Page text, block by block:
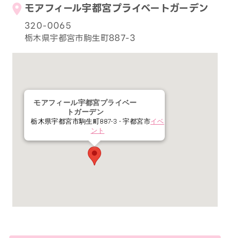
モアフィール宇都宮プライベートガーデン
320-0065
栃木県宇都宮市駒生町887-3
モアフィール宇都宮プライベー
トガーデン
栃木県宇都宮市駒生町887-3 - 宇都宮市イベ
ント